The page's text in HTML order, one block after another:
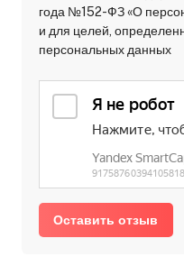
года №152-ФЗ «О
и для целей,
персональных данных
Оставить отзыв